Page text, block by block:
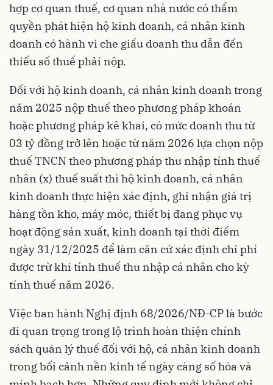
hợp cơ quan thuế, cơ quan nhà nước có thẩm
quyền phát hiện hộ kinh doanh, cá nhân kinh
doanh có hành vi che giấu doanh thu dẫn đến
thiếu số thuế phải nộp.
Đối với hộ kinh doanh, cá nhân kinh doanh trong
năm 2025 nộp thuế theo phương pháp khoán
hoặc phương pháp kê khai, có mức doanh thu từ
03 tỷ đồng trở lên hoặc từ năm 2026 lựa chọn nộp
thuế TNCN theo phương pháp thu nhập tính thuế
nhân (x) thuế suất thì hộ kinh doanh, cá nhân
kinh doanh thực hiện xác định, ghi nhận giá trị
hàng tồn kho, máy móc, thiết bị đang phục vụ
hoạt động sản xuất, kinh doanh tại thời điểm
ngày 31/12/2025 để làm căn cứ xác định chi phí
được trừ khi tính thuế thu nhập cá nhân cho kỳ
tính thuế năm 2026.
Việc ban hành Nghị định 68/2026/NĐ-CP là bước
đi quan trọng trong lộ trình hoàn thiện chính
sách quản lý thuế đối với hộ, cá nhân kinh doanh
trong bối cảnh nền kinh tế ngày càng số hóa và